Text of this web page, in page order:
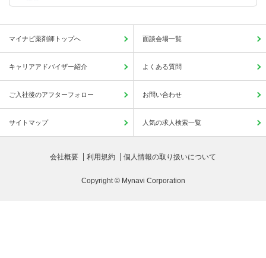
マイナビ薬剤師トップへ 面談会場一覧
キャリアアドバイザー紹介 よくある質問
ご入社後のアフターフォロー お問い合わせ
サイトマップ 人気の求人検索一覧
会社概要 利用規約 個人情報の取り扱いについて
Copyright © Mynavi Corporation